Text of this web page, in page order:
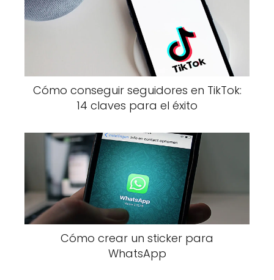
Cómo conseguir seguidores en TikTok:
14 claves para el éxito
Cómo crear un sticker para
WhatsApp